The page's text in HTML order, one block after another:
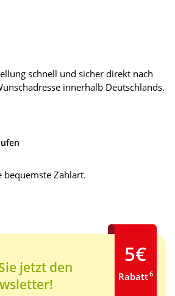
schnell und sicher direkt nach
innerhalb Deutschlands.
bequemste Zahlart.
jetzt den
5€
Rabatt6